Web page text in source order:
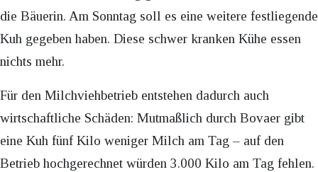
die Bäuerin. Am Sonntag soll es eine weitere festliegende
Kuh gegeben haben. Diese schwer kranken Kühe essen
nichts mehr.
Für den Milchviehbetrieb entstehen dadurch auch
wirtschaftliche Schäden: Mutmaßlich durch Bovaer gibt
eine Kuh fünf Kilo weniger Milch am Tag – auf den
Betrieb hochgerechnet würden 3.000 Kilo am Tag fehlen.